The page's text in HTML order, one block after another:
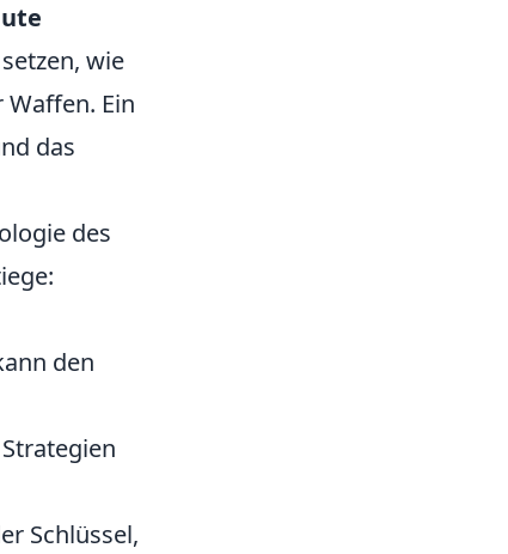
wie
Ein
das
des
den
Schlüssel,